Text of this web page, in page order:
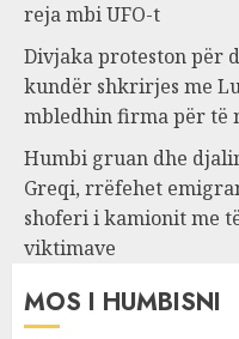
reja mbi UFO-t
Divjaka proteston për
kundër shkrirjes me
mbledhin firma për të
Humbi gruan dhe
Greqi, rrëfehet
shoferi i kamionit me
viktimave
MOS I HUMBISNI